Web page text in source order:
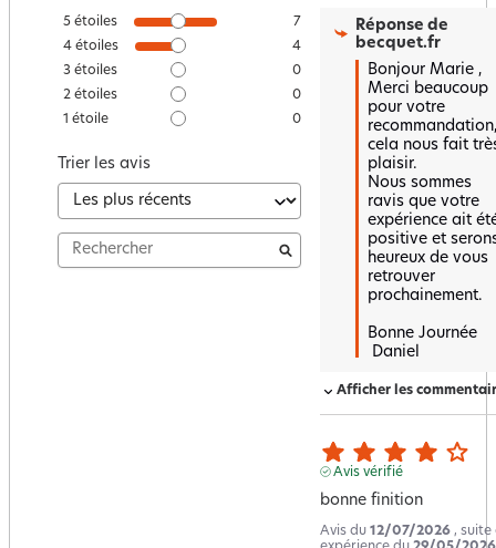
5 étoiles
7
4 étoiles
4
3 étoiles
0
2 étoiles
0
1 étoile 0
Trier les avis
Réponse de
becquet.fr
Bonjour Marie ,
Merci beaucoup
pour votre
recommandation,
cela nous fait
plaisir.
Nous sommes
ravis que votre
expérience ait
positive et
heureux de vous
retrouver
prochainement.
Bonne Journée
Daniel
Afficher les
Avis vérifié
bonne finition
Avis du 12/07/2026 , suite